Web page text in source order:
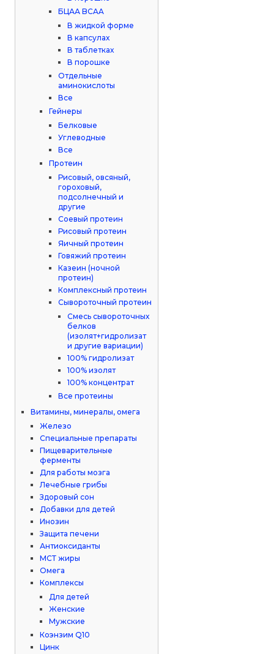
БЦАА BCAA
В жидкой форме
В капсулах
В таблетках
В порошке
Отдельные
аминокислоты
Все
Гейнеры
Белковые
Углеводные
Все
Протеин
Рисовый, овсяный,
гороховый,
подсолнечный и
другие
Соевый протеин
Рисовый протеин
Яичный протеин
Говяжий протеин
Казеин (ночной
протеин)
Комплексный протеин
Сывороточный протеин
Смесь сывороточных
белков
(изолят+гидролизат
и другие вариации)
100% гидролизат
100% изолят
100% концентрат
Все протеины
Витамины, минералы, омега
Железо
Специальные препараты
Пищеварительные
ферменты
Для работы мозга
Лечебные грибы
Здоровый сон
Добавки для детей
Инозин
Защита печени
Антиоксиданты
МСТ жиры
Омега
Комплексы
Для детей
Женские
Мужские
Коэнзим Q10
Цинк